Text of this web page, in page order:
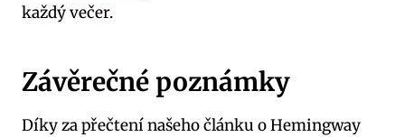
každý večer.
Závěrečné poznámky
Díky za přečtení našeho článku o Hemingway